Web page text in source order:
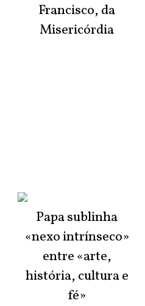
Francisco, da
Misericórdia
Papa sublinha
«nexo intrínseco»
entre «arte,
história, cultura e
fé»